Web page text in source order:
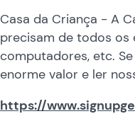
Casa da Criança - A
precisam de todos os
computadores, etc.
enorme valor e ler
https://